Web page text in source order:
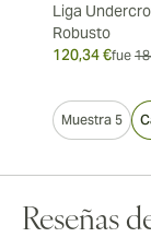
Liga
Robusto
120,34 €fue
Muestra 5
Reseñas